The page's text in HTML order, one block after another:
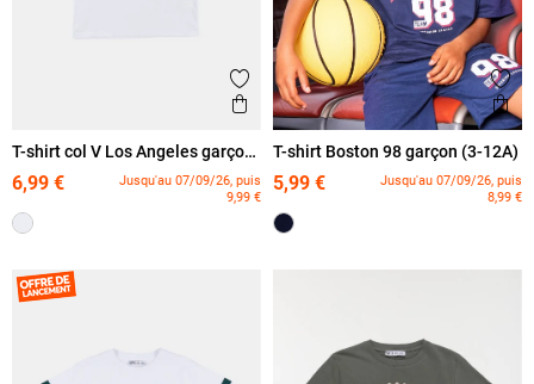
Ajouter aux favoris
Aperçu rapide
T-shirt col V Los Angeles garçon
6,99 €
Jusqu'au 07/09/26, puis
9,99 €
T-shirt Boston 98 garçon (3-12A)
5,99 €
Jusqu'au 07/09/26, puis
8,99 €